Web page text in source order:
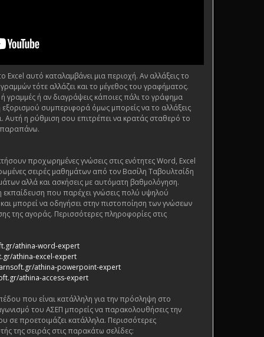
αυτό καταλαμβάνει μια περιοχή. Αν αλλάξεις το
τότε αλλάζει και το μέγεθος του γραφήματος.
γραμμές ή αν διαγράψεις κάποιες πάλι το γράφημα
εξορισμού συμπεριφορά όμως μπορείς να το αλλάξεις
Αυτή η ρύθμιση σου επιτρέπει να κρατάς σταθερό το
προχωρημένες γνώσεις στις ενότητες Word, Excel
σειρές μαθημάτων από τον Βασίλη Ταβουλτσίδη
αλλά και ασκήσεις με αυτόματη βαθμολόγηση.
εκπαίδευση που παρέχει γνώσεις πολύ υψηλού
μπορεί να οδηγήσει στην πιστοποίηση των γνώσεων
της αγοράς. Περισσότερες πληροφορίες στις
athina-word-expert
athina-excel-expert
athina-powerpoint-expert
athina-access-expert
που είναι κατάλληλη για την πρόσληψη στο
του ΑΣΕΠ μπορείς να παρακολουθήσεις την
σε προετοιμάζει κατάλληλα. Περισσότερες
της σειράς στις παρακάτω σελίδες: